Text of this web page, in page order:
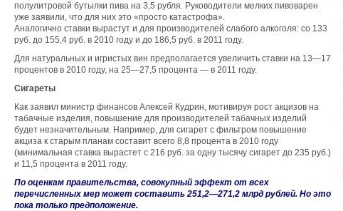
полулитровой бутылки пива на 3,5 рубля. Руководители мелких пивоварен
уже заявили, что для них это «просто катастрофа».
Аналогично ставки вырастут и для производителей слабого алкоголя: со 133
руб. до 155,4 руб. в 2010 году и до 186,5 руб. в 2011 году.
Для натуральных и игристых вин предполагается увеличить ставки на 13—17
процентов в 2010 году, на 25—27,5 процента — в 2011 году.
Сигареты
Как заявил министр финансов Алексей Кудрин, мотивируя рост акцизов на
табачные изделия, повышение для производителей табачных изделий
будет незначительным. Например, для сигарет с фильтром повышение
акциза к старым планам составит всего 8,8 процента в 2010 году
(минимальная ставка вырастет с 216 руб. за одну тысячу сигарет до 235 руб.)
и 11,5 процента в 2011 году.
По оценкам правительства, совокупный эффект от всех
перечисленных мер может составить 251,2—271,2 млрд рублей. Но это
пока только предположение.